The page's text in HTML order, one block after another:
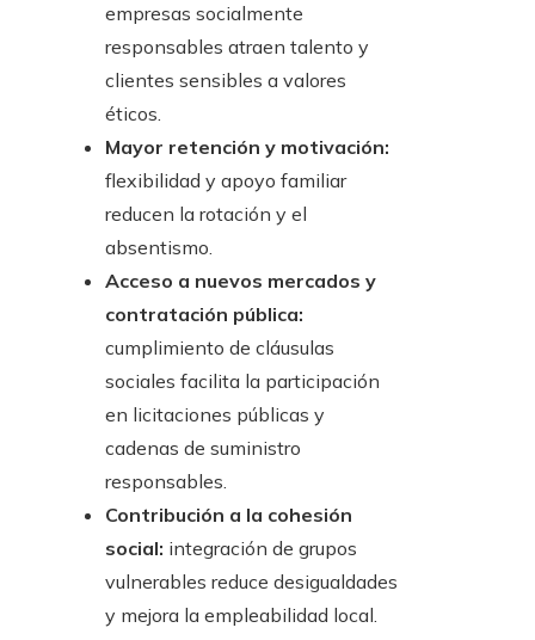
empresas socialmente
responsables atraen talento y
clientes sensibles a valores
éticos.
Mayor retención y motivación:
flexibilidad y apoyo familiar
reducen la rotación y el
absentismo.
Acceso a nuevos mercados y
contratación pública:
cumplimiento de cláusulas
sociales facilita la participación
en licitaciones públicas y
cadenas de suministro
responsables.
Contribución a la cohesión
social: integración de grupos
vulnerables reduce desigualdades
y mejora la empleabilidad local.